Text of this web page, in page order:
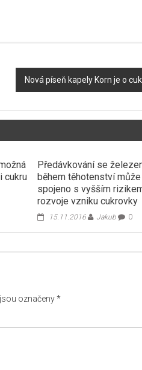
Nová píseň kapely Korn je o
cukru
Předávkování se
během těhotenství
spojeno s vyšším
rozvoje vzniku cukrovky
15.11.2016 Jakub 0
označeny*